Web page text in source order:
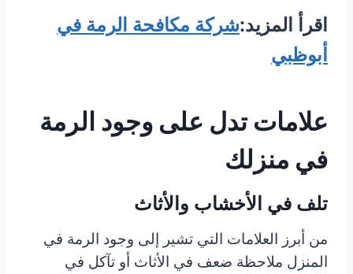
اقرأ المزيد:شركة مكافحة الرمة في
أبوظبي
علامات تدل على وجود الرمة
في منزلك
تلف في الأخشاب والأثاث
من أبرز العلامات التي تشير إلى وجود الرمة في
المنزل ملاحظة ضعف في الأثاث أو تآكل في